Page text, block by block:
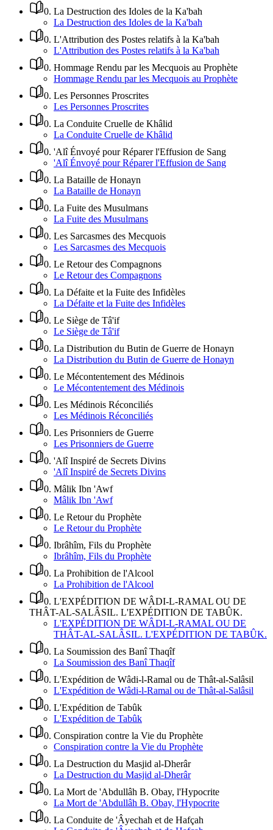
0. La Destruction des Idoles de la Ka'bah
La Destruction des Idoles de la Ka'bah
0. L'Attribution des Postes relatifs à la Ka'bah
L'Attribution des Postes relatifs à la Ka'bah
0. Hommage Rendu par les Mecquois au Prophète
Hommage Rendu par les Mecquois au Prophète
0. Les Personnes Proscrites
Les Personnes Proscrites
0. La Conduite Cruelle de Khâlid
La Conduite Cruelle de Khâlid
0. 'Alî Énvoyé pour Réparer l'Effusion de Sang
'Alî Énvoyé pour Réparer l'Effusion de Sang
0. La Bataille de Honayn
La Bataille de Honayn
0. La Fuite des Musulmans
La Fuite des Musulmans
0. Les Sarcasmes des Mecquois
Les Sarcasmes des Mecquois
0. Le Retour des Compagnons
Le Retour des Compagnons
0. La Défaite et la Fuite des Infidèles
La Défaite et la Fuite des Infidèles
0. Le Siège de Tâ'if
Le Siège de Tâ'if
0. La Distribution du Butin de Guerre de Honayn
La Distribution du Butin de Guerre de Honayn
0. Le Mécontentement des Médinois
Le Mécontentement des Médinois
0. Les Médinois Réconciliés
Les Médinois Réconciliés
0. Les Prisonniers de Guerre
Les Prisonniers de Guerre
0. 'Alî Inspiré de Secrets Divins
'Alî Inspiré de Secrets Divins
0. Mâlik Ibn 'Awf
Mâlik Ibn 'Awf
0. Le Retour du Prophète
Le Retour du Prophète
0. Ibrâhîm, Fils du Prophète
Ibrâhîm, Fils du Prophète
0. La Prohibition de l'Alcool
La Prohibition de l'Alcool
0. L'EXPÉDITION DE WÂDI-L-RAMAL OU DE
THÂT-AL-SALÂSIL. L'EXPÉDITION DE TABÛK.
L'EXPÉDITION DE WÂDI-L-RAMAL OU DE
THÂT-AL-SALÂSIL. L'EXPÉDITION DE TABÛK.
0. La Soumission des Banî Thaqîf
La Soumission des Banî Thaqîf
0. L'Expédition de Wâdi-l-Ramal ou de Thât-al-Salâsil
L'Expédition de Wâdi-l-Ramal ou de Thât-al-Salâsil
0. L'Expédition de Tabûk
L'Expédition de Tabûk
0. Conspiration contre la Vie du Prophète
Conspiration contre la Vie du Prophète
0. La Destruction du Masjid al-Dherâr
La Destruction du Masjid al-Dherâr
0. La Mort de 'Abdullâh B. Obay, l'Hypocrite
La Mort de 'Abdullâh B. Obay, l'Hypocrite
0. La Conduite de 'Âyechah et de Hafçah